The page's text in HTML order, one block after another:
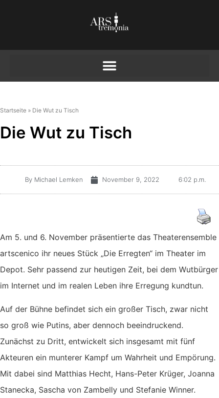
Startseite » Die Wut zu Tisch
Die Wut zu Tisch
By Michael Lemken November 9, 2022 6:02 p.m.
Am 5. und 6. November präsentierte das Theaterensemble
artscenico ihr neues Stück „Die Erregten“ im Theater im
Depot. Sehr passend zur heutigen Zeit, bei dem Wutbürger
im Internet und im realen Leben ihre Erregung kundtun.
Auf der Bühne befindet sich ein großer Tisch, zwar nicht
so groß wie Putins, aber dennoch beeindruckend.
Zunächst zu Dritt, entwickelt sich insgesamt mit fünf
Akteuren ein munterer Kampf um Wahrheit und Empörung.
Mit dabei sind Matthias Hecht, Hans-Peter Krüger, Joanna
Stanecka, Sascha von Zambelly und Stefanie Winner.